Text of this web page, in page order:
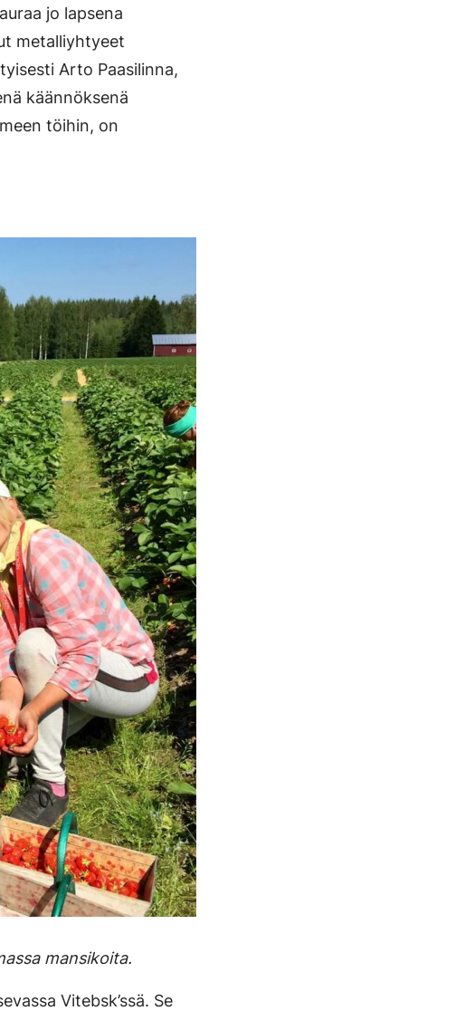
jo lapsena
metalliyhtyeet
Arto Paasilinna,
käännöksenä
töihin, on
mansikoita.
Vitebsk’ssä. Se